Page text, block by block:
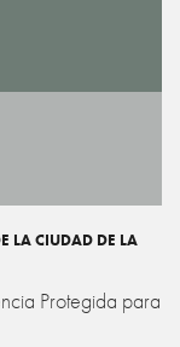
LA CIUDAD DE LA
Protegida para